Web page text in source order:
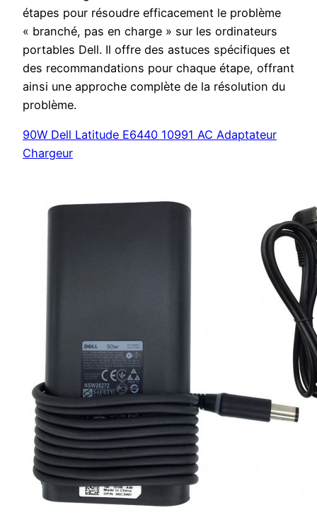
étapes pour résoudre efficacement le problème
« branché, pas en charge » sur les ordinateurs
portables Dell. Il offre des astuces spécifiques et
des recommandations pour chaque étape, offrant
ainsi une approche complète de la résolution du
problème.
90W Dell Latitude E6440 10991 AC Adaptateur
Chargeur